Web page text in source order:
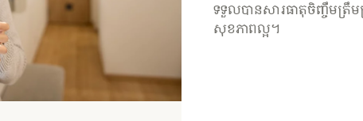
ទទួលបានសារធាតុចិញ្ចឹមត្រឹម
សុខភាពល្អ។